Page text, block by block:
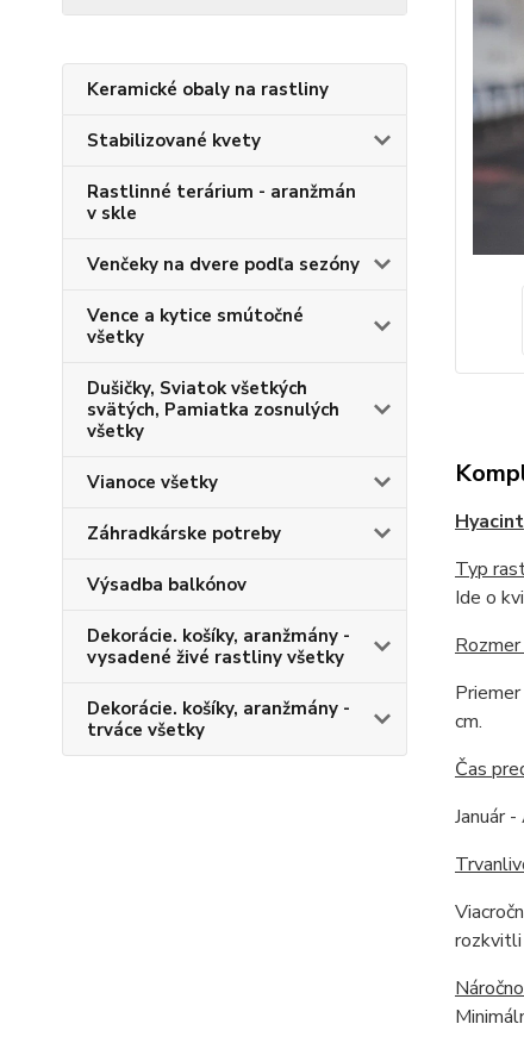
Keramické obaly na rastliny
Stabilizované kvety
Rastlinné terárium - aranžmán
v skle
Venčeky na dvere podľa sezóny
Vence a kytice smútočné
všetky
Dušičky, Sviatok všetkých
svätých, Pamiatka zosnulých
všetky
Vianoce všetky
Záhradkárske potreby
Výsadba balkónov
Dekorácie. košíky, aranžmány -
vysadené živé rastliny všetky
Dekorácie. košíky, aranžmány -
trváce všetky
Hyacint
Typ
Ide o
Čas
Január
rozkvitli